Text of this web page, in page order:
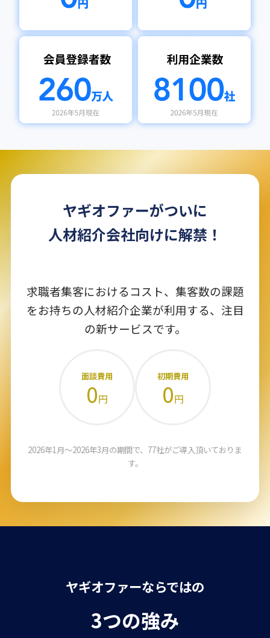
ヤギオファーがついに
人材紹介会社向けに解禁！
求職者集客におけるコスト、集客数の課題
をお持ちの人材紹介企業が利用する、注目
の新サービスです。
面談費用
0円
初期費用
0円
2026年1月〜2026年3月の期間で、77社がご導入頂いておりま
す。
ヤギオファーならではの
3つの強み